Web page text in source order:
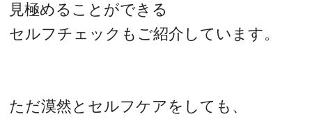
見極めることができる
セルフチェックもご紹介しています。
ただ漠然とセルフケアをしても、